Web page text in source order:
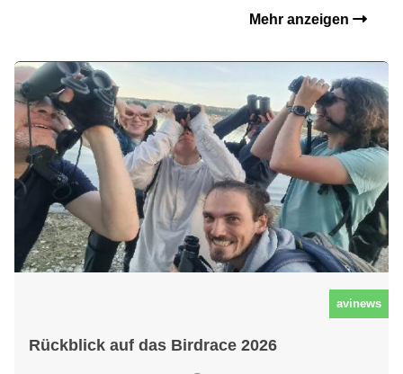
Mehr anzeigen
avinews
Rückblick auf das Birdrace 2026